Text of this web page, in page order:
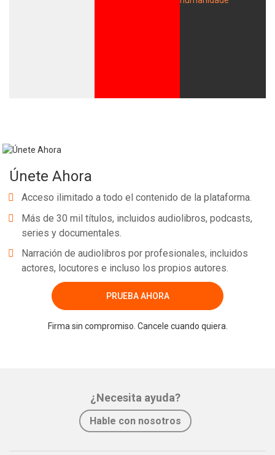
Únete Ahora
Acceso ilimitado a todo el contenido de la plataforma.
Más de 30 mil títulos, incluidos audiolibros, podcasts,
series y documentales.
Narración de audiolibros por profesionales, incluidos
actores, locutores e incluso los propios autores.
PRUEBA AHORA
Firma sin compromiso. Cancele cuando quiera.
¿Necesita ayuda?
Hable con nosotros